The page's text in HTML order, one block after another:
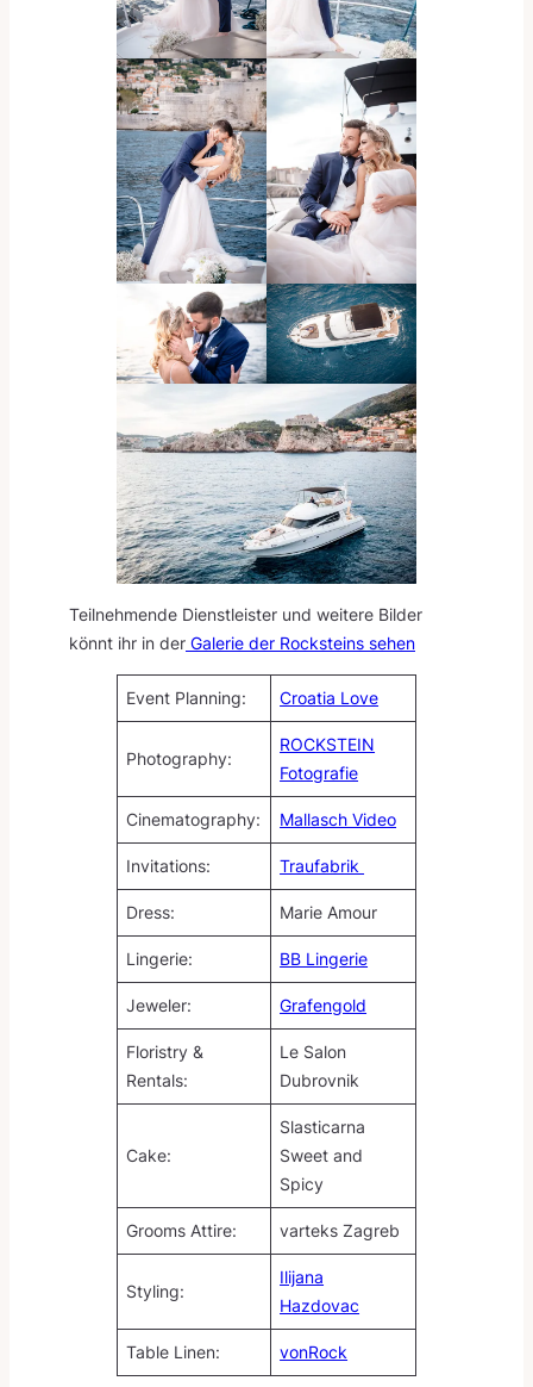
Teilnehmende Dienstleister und weitere Bilder
könnt ihr in der Galerie der Rocksteins sehen
Event Planning: Croatia Love
Photography:
ROCKSTEIN
Fotografie
Cinematography: Mallasch Video
Invitations: Traufabrik
Dress: Marie Amour
Lingerie: BB Lingerie
Jeweler: Grafengold
Floristry &
Rentals:
Le Salon
Dubrovnik
Cake:
Slasticarna
Sweet and
Spicy
Grooms Attire: varteks Zagreb
Styling:
Ilijana
Hazdovac
Table Linen: vonRock